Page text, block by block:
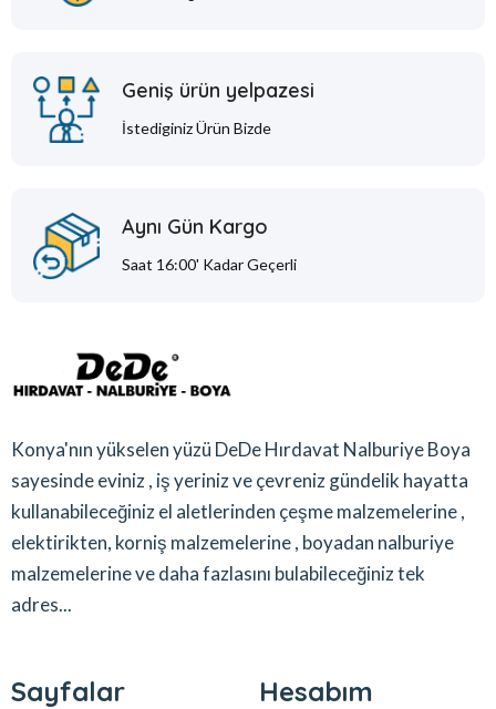
Geniş ürün yelpazesi
İstediginiz Ürün Bizde
Aynı Gün Kargo
Saat 16:00' Kadar Geçerli
Konya'nın yükselen yüzü DeDe Hırdavat Nalburiye Boya
sayesinde eviniz , iş yeriniz ve çevreniz gündelik hayatta
kullanabileceğiniz el aletlerinden çeşme malzemelerine ,
elektirikten, korniş malzemelerine , boyadan nalburiye
malzemelerine ve daha fazlasını bulabileceğiniz tek
adres...
Sayfalar Hesabım